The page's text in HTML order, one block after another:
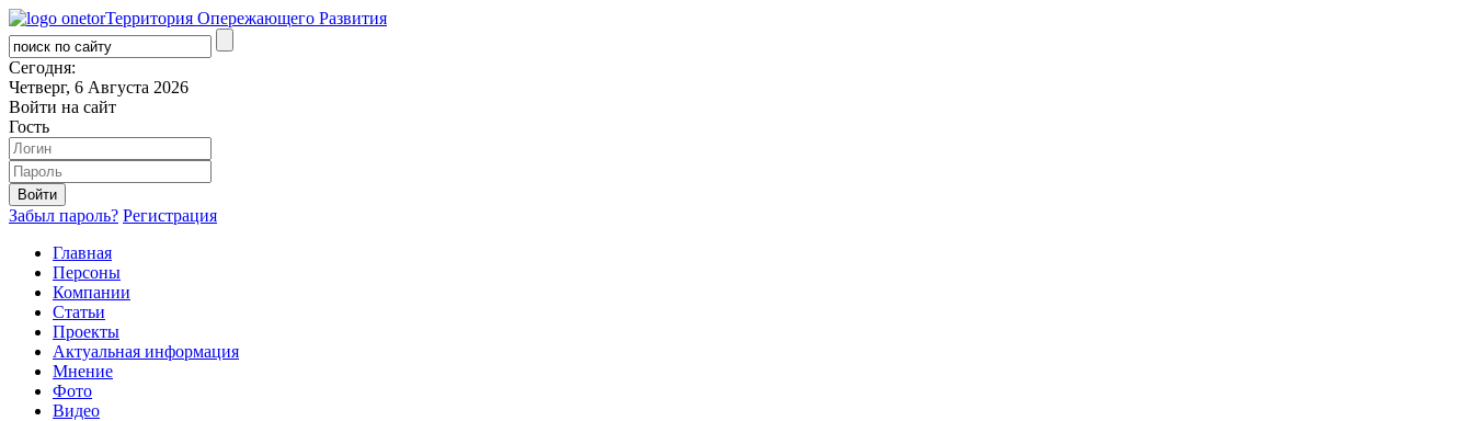
Территория Опережающего Развития
Сегодня:
Четверг, 6 Августа 2026
Войти на сайт
Гость
Забыл пароль? Регистрация
Главная
Персоны
Компании
Статьи
Проекты
Актуальная информация
Мнение
Фото
Видео